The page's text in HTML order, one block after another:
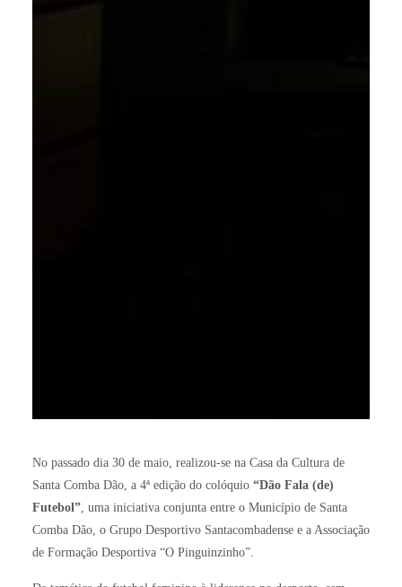
No passado dia 30 de maio, realizou-se na Casa da Cultura de
Santa Comba Dão, a 4ª edição do colóquio “Dão Fala (de)
Futebol”, uma iniciativa conjunta entre o Município de Santa
Comba Dão, o Grupo Desportivo Santacombadense e a Associação
de Formação Desportiva “O Pinguinzinho”.